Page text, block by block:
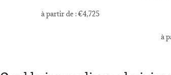
à partir de :€4,725
à